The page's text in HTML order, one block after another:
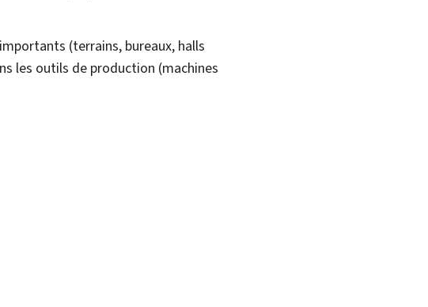
(terrains, bureaux, halls
les outils de production (machines